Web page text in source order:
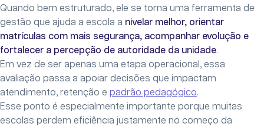
Quando bem estruturado, ele se torna uma ferramenta de
gestão que ajuda a escola a nivelar melhor, orientar
matrículas com mais segurança, acompanhar evolução e
fortalecer a percepção de autoridade da unidade.
Em vez de ser apenas uma etapa operacional, essa
avaliação passa a apoiar decisões que impactam
atendimento, retenção e padrão pedagógico.
Esse ponto é especialmente importante porque muitas
escolas perdem eficiência justamente no começo da